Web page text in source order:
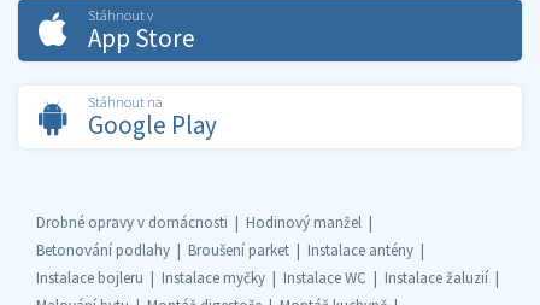
Stáhnout v
App Store
Stáhnout na
Google Play
Drobné opravy v domácnosti
Hodinový manžel
Betonování podlahy
Broušení parket
Instalace antény
Instalace bojleru
Instalace myčky Instalace WC
Instalace žaluzií